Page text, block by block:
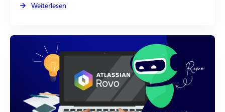
Weiterlesen